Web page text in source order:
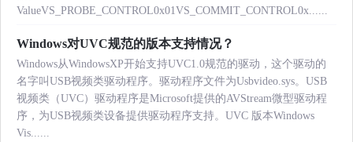
ValueVS_PROBE_CONTROL0x01VS_COMMIT_CONTROL0x......
Windows对UVC规范的版本支持情况？
Windows从WindowsXP开始支持UVC1.0规范的驱动，这个驱动的
名字叫USB视频类驱动程序。驱动程序文件为Usbvideo.sys。USB
视频类（UVC）驱动程序是Microsoft提供的AVStream微型驱动程
序，为USB视频类设备提供驱动程序支持。UVC 版本Windows
Vis......